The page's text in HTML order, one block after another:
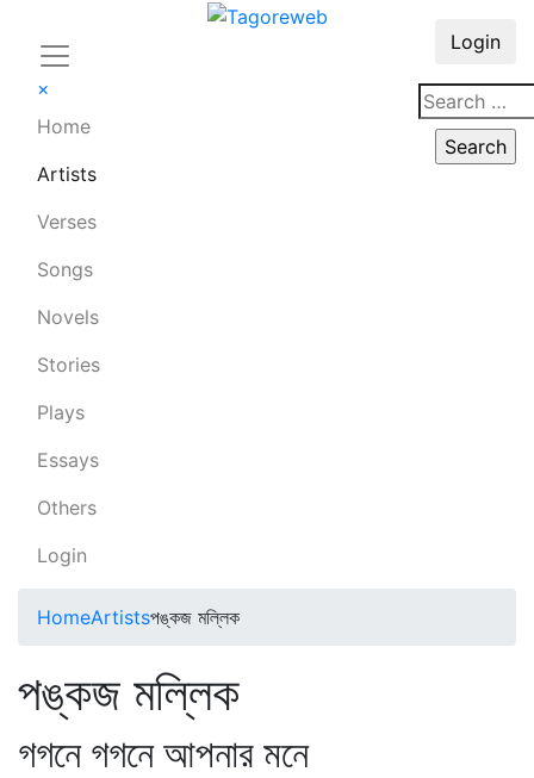
×
Home
Artists
Verses
Songs
Novels
Stories
Plays
Essays
Others
Login
Login
HomeArtistsপঙ্কজ মল্লিক
পঙ্কজ মল্লিক
গগনে গগনে আপনার মনে